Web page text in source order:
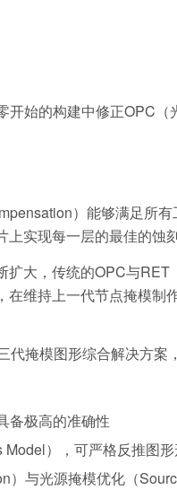
始的构建中修正OPC（
）能够满足所
实现每一层的最佳的蚀
大，传统的OPC与
维持上一代节点掩模
掩模图形综合解决方案
备极高的准确性
），可严格反推图
与光源掩模优化（